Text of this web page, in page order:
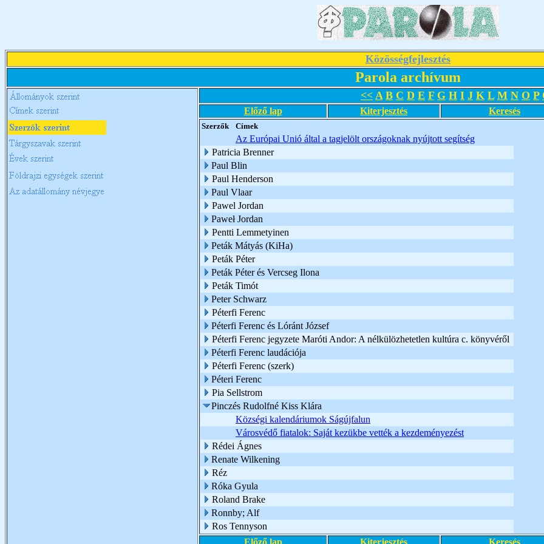
Közösségfejlesztés
Parola archívum
<< A B C D E F G H I J K L M N O P
Előző lap Kiterjesztés Keresés
Szerzők Címek
Az Európai Unió által a tagjelölt országoknak nyújtott segítség
Patricia Brenner
Paul Blin
Paul Henderson
Paul Vlaar
Pawel Jordan
Paweł Jordan
Pentti Lemmetyinen
Peták Mátyás (KiHa)
Peták Péter
Peták Péter és Vercseg Ilona
Peták Timót
Peter Schwarz
Péterfi Ferenc
Péterfi Ferenc és Lóránt József
Péterfi Ferenc jegyzete Maróti Andor: A nélkülözhetetlen kultúra c. könyvéről
Péterfi Ferenc laudációja
Péterfi Ferenc (szerk)
Péteri Ferenc
Pia Sellstrom
Pinczés Rudolfné Kiss Klára
Községi kalendáriumok Ságújfalun
Városvédő fiatalok: Saját kezükbe vették a kezdeményezést
Rédei Ágnes
Renate Wilkening
Réz
Róka Gyula
Roland Brake
Ronnby; Alf
Ros Tennyson
Előző lap
Kiterjesztés Keresés